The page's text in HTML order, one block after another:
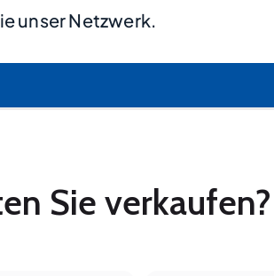
unser Netzwerk.